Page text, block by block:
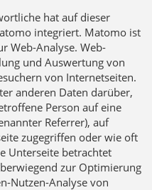
hat auf dieser
integriert. Matomo ist
Web-Analyse. Web-
und Auswertung von
von Internetseiten.
anderen Daten darüber,
Person auf eine
Referrer), auf
zugegriffen oder wie oft
Unterseite betrachtet
zur Optimierung
Nutzen-Analyse von